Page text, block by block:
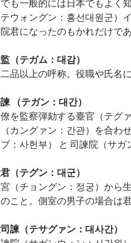
も一般的には日本でもよく
ウォングン：흥선대원군）
君になったのもかれだけで
（テガム：대감）
品以上の呼称。役職や氏名
（テガン：대간）
を監察弾劾する臺官（テグ
カングァン：간관）を合わ
：사헌부） と 司諫院（サガ
（テグン：대군）
（チョングン：정궁）から
こと。側室の男子の場合は
諫（テサグァン：대사간）